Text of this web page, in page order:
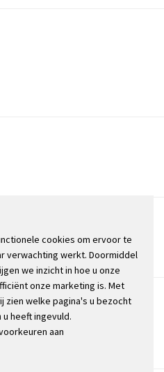
cookies om ervoor te
verwachting werkt. Doormiddel
we inzicht in hoe u onze
onze marketing is. Met
zien welke pagina's u bezocht
heeft ingevuld.
aan